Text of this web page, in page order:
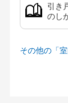
引き
のし
その他の「